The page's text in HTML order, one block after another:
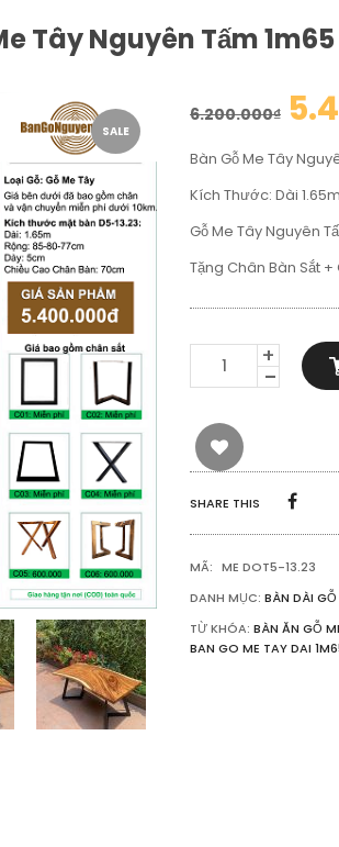
Tây Nguyên Tấm 1m65
SALE
6.200.000₫
Bàn Gỗ Me Tây
Kích Thước: Dài
Gỗ Me Tây Nguyên
Tặng Chân Bàn Sắt
ĂN_BÀN
LÀM
GỖ
ME
TÂY
TẤM
1M65
LƯỢNG
SHARE THIS
MÃ: ME DOT5-13.23
DANH MỤC: BÀN DÀI GỖ
TỪ KHÓA: BÀN ĂN GỖ
BAN GO ME TAY DAI